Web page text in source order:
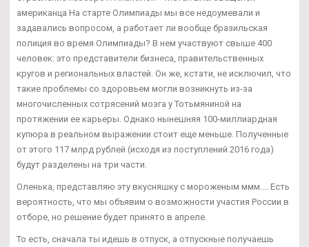
американца На старте Олимпиады мы все недоумевали и
задавались вопросом, а работает ли вообще бразильская
полиция во время Олимпиады? В нем участвуют свыше 400
человек: это представители бизнеса, правительственных
кругов и региональных властей. Он же, кстати, не исключил, что
такие проблемы со здоровьем могли возникнуть из-за
многочисленных сотрясений мозга у Тотьмяниной на
протяжении ее карьеры. Однако нынешняя 100-миллиардная
купюра в реальном выражении стоит еще меньше. Полученные
от этого 117 млрд рублей (исходя из поступлений 2016 года)
будут разделены на три части.
Оленька, представляю эту вкусняшку с мороженым ммм.... Есть
вероятность, что мы объявим о возможности участия России в
отборе, но решение будет принято в апреле.
То есть, сначала ты идешь в отпуск, а отпускные получаешь